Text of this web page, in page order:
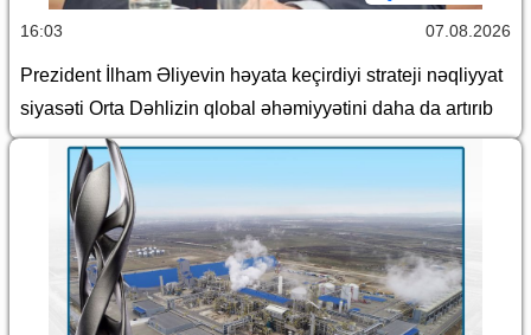
16:03 07.08.2026
Prezident İlham Əliyevin həyata keçirdiyi strateji nəqliyyat
siyasəti Orta Dəhlizin qlobal əhəmiyyətini daha da artırıb